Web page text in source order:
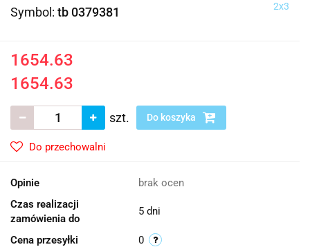
Symbol: tb 0379381 2x3
1654.63
1654.63
szt. Do koszyka
Do przechowalni
Opinie
brak ocen
Czas realizacji
zamówienia do
5 dni
Cena przesyłki 0